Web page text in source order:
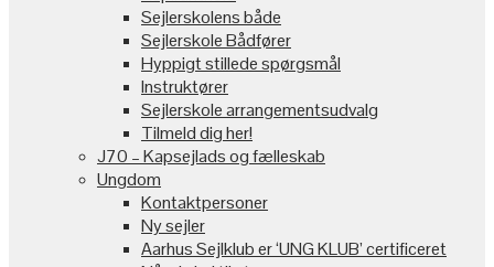
Sejlerskolens både
Sejlerskole Bådfører
Hyppigt stillede spørgsmål
Instruktører
Sejlerskole arrangementsudvalg
Tilmeld dig her!
J70 – Kapsejlads og fælleskab
Ungdom
Kontaktpersoner
Ny sejler
Aarhus Sejlklub er ‘UNG KLUB’ certificeret